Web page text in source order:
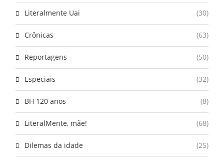
Literalmente Uai (30)
Crônicas (63)
Reportagens (50)
Especiais (32)
BH 120 anos (8)
LiteralMente, mãe! (68)
Dilemas da idade (25)